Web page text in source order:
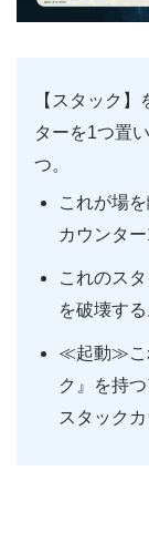
【スタック
ターを1つ置
つ。
これが場
カウンター
これのス
を破壊する
≪起動≫こ
ク』を持
スタック